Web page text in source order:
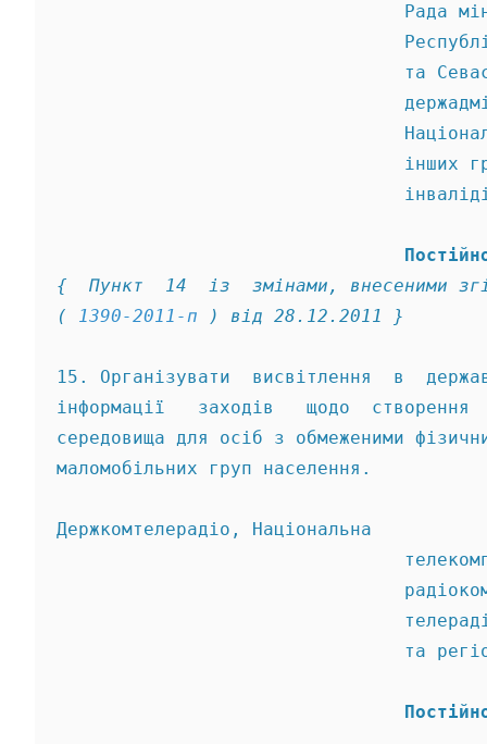
Рада
та
інших
{  Пункт  14  із  змінами, внесеними
( 1390-2011-п ) від 28.12.2011 }
15. Організувати  висвітлення  в
інформації   заходів   щодо  створення
середовища для осіб з обмеженими
маломобільних груп населення.
Держкомтелерадіо, Національна
та